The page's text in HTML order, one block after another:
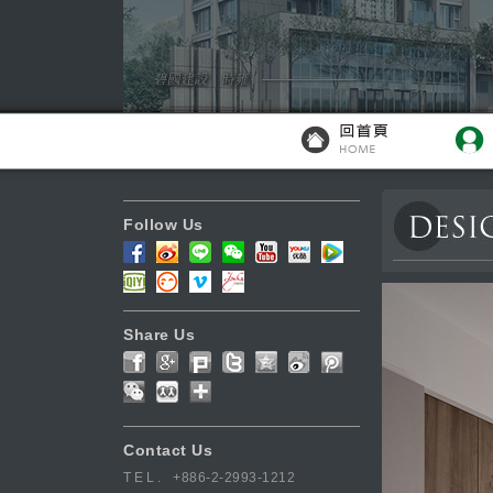
Follow Us
Share Us
Contact Us
TEL. +886-2-2993-1212